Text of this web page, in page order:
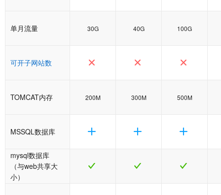
单月流量 30G 40G 100G
可开子网站数
TOMCAT内存 200M 300M 500M
MSSQL数据库
mysql数据库
（与web共享大
小）